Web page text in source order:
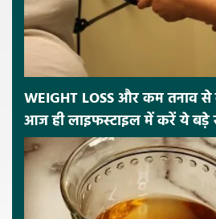
WEIGHT LOSS और कम तनाव से
आज ही लाइफस्टाइल में करें ये बड़े